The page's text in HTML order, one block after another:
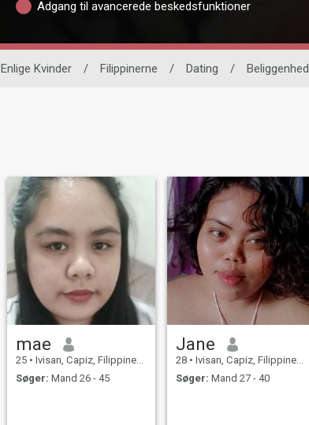
Adgang til avancerede beskedsfunktioner
Enlige Kvinder / Filippinerne / Dating / Beliggenhed
mae
25 • Ivisan, Capiz, Filippinerne
Søger: Mand 26 - 45
Jane
28 • Ivisan, Capiz, Filippinerne
Søger: Mand 27 - 40